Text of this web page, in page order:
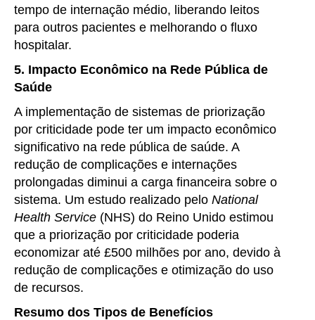
tempo de internação médio, liberando leitos
para outros pacientes e melhorando o fluxo
hospitalar.
5. Impacto Econômico na Rede Pública de
Saúde
A implementação de sistemas de priorização
por criticidade pode ter um impacto econômico
significativo na rede pública de saúde. A
redução de complicações e internações
prolongadas diminui a carga financeira sobre o
sistema. Um estudo realizado pelo National
Health Service (NHS) do Reino Unido estimou
que a priorização por criticidade poderia
economizar até £500 milhões por ano, devido à
redução de complicações e otimização do uso
de recursos.
Resumo dos Tipos de Benefícios